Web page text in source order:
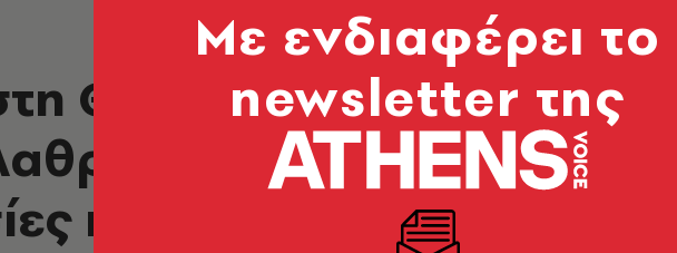
Θεσσαλονίκη έκρυβε
πακέτα τσιγάρα
καπνού
Mε ενδιαφέρει το
newsletter της